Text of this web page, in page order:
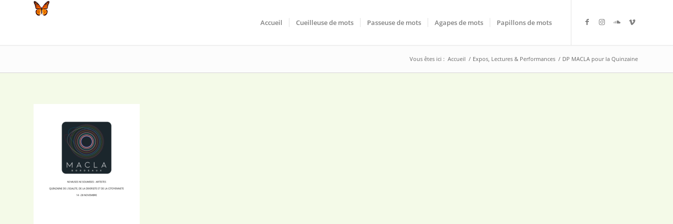
Accueil Cueilleuse de mots Passeuse de mots Agapes de mots Papillons de mots
Vous êtes ici : Accueil / Expos, Lectures & Performances / DP MACLA pour la Quinzaine